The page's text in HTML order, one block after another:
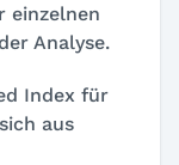
einzelnen
Analyse.
Index für
aus